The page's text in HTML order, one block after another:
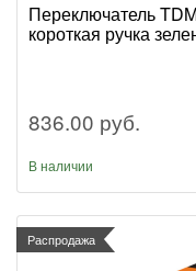
Переключатель
короткая ручка
836.00 руб.
В наличии
Распродажа